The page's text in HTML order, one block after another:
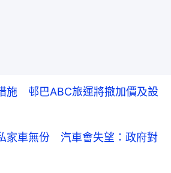
施 邨巴ABC旅運將撤加價及設
家車無份 汽車會失望：政府對